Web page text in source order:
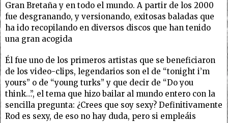
Gran Bretaña y en todo el mundo. A partir de los 2000
fue desgranando, y versionando, exitosas baladas que
ha ido recopilando en diversos discos que han tenido
una gran acogida
Él fue uno de los primeros artistas que se beneficiaron
de los video-clips, legendarios son el de “tonight i’m
yours” o de “young turks” y que decir de “Do you
think…”, el tema que hizo bailar al mundo entero con la
sencilla pregunta: ¿Crees que soy sexy? Definitivamente
Rod es sexy, de eso no hay duda, pero si empleáis